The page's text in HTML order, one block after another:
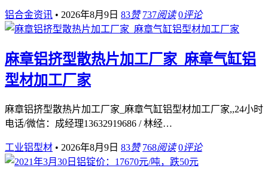
铝合金资讯 • 2026年8月9日 83赞 737阅读 0评论
麻章铝挤型散热片加工厂家_麻章气缸铝
型材加工厂家
麻章铝挤型散热片加工厂家_麻章气缸铝型材加工厂家,,24小时
电话/微信：成经理13632919686 / 林经…
工业铝型材 • 2026年8月9日 83赞 768阅读 0评论